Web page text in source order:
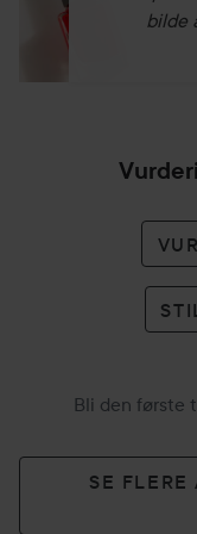
bilde
Bli den første
SE FLERE